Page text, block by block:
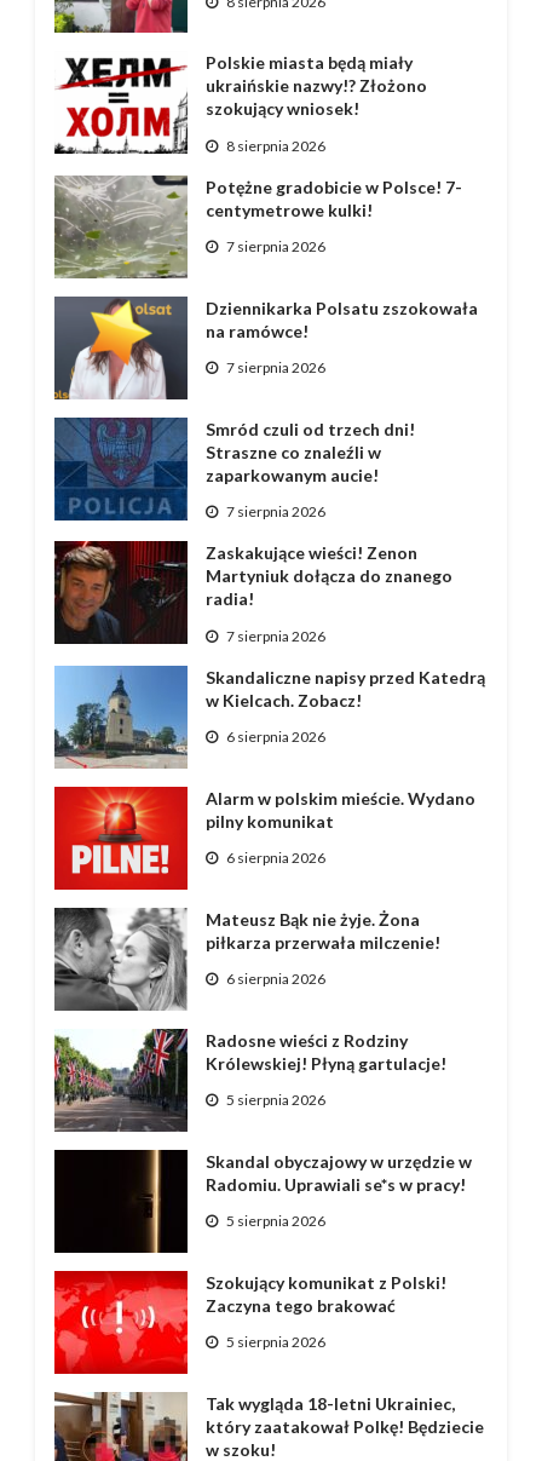
Polskie miasta będą miały
ukraińskie nazwy!? Złożono
szokujący wniosek!
8 sierpnia 2026
Potężne gradobicie w Polsce! 7-
centymetrowe kulki!
7 sierpnia 2026
Dziennikarka Polsatu zszokowała
na ramówce!
7 sierpnia 2026
Smród czuli od trzech dni!
Straszne co znaleźli w
zaparkowanym aucie!
7 sierpnia 2026
Zaskakujące wieści! Zenon
Martyniuk dołącza do znanego
radia!
7 sierpnia 2026
Skandaliczne napisy przed Katedrą
w Kielcach. Zobacz!
6 sierpnia 2026
Alarm w polskim mieście. Wydano
pilny komunikat
6 sierpnia 2026
Mateusz Bąk nie żyje. Żona
piłkarza przerwała milczenie!
6 sierpnia 2026
Radosne wieści z Rodziny
Królewskiej! Płyną gartulacje!
5 sierpnia 2026
Skandal obyczajowy w urzędzie w
Radomiu. Uprawiali se*s w pracy!
5 sierpnia 2026
Szokujący komunikat z Polski!
Zaczyna tego brakować
5 sierpnia 2026
Tak wygląda 18-letni Ukrainiec,
który zaatakował Polkę! Będziecie
w szoku!